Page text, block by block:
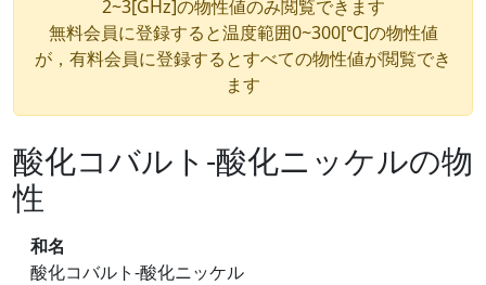
2~3[GHz]の物性値のみ閲覧できます
無料会員に登録すると温度範囲0~300[℃]の物性値
が，有料会員に登録するとすべての物性値が閲覧でき
ます
酸化コバルト-酸化ニッケルの物
性
和名
酸化コバルト-酸化ニッケル